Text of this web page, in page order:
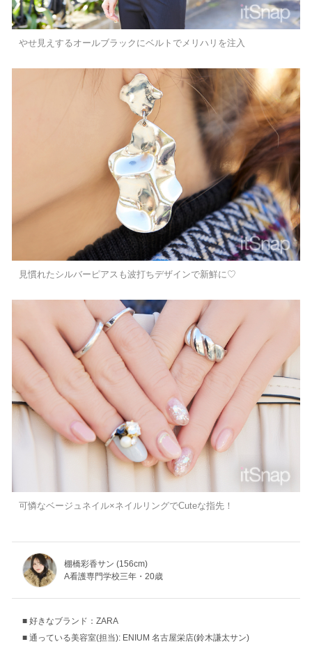
やせ見えするオールブラックにベルトでメリハリを注入
見慣れたシルバーピアスも波打ちデザインで新鮮に♡
可憐なベージュネイル×ネイルリングでCuteな指先！
棚橋彩香サン (156cm)
A看護専門学校三年・20歳
好きなブランド：ZARA
通っている美容室(担当): ENIUM 名古屋栄店(鈴木謙太サン)